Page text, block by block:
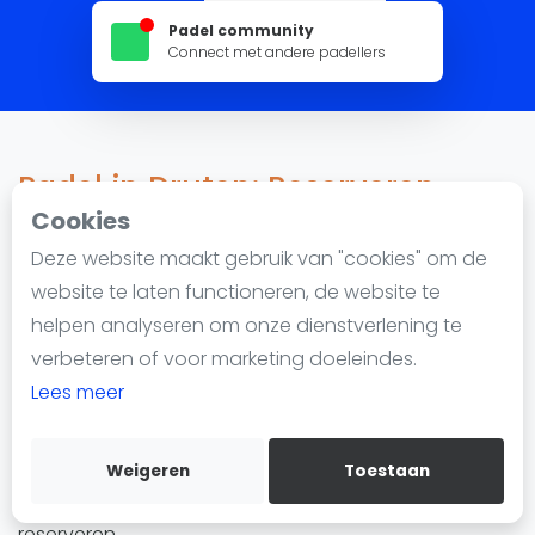
Cookies
Deze website maakt gebruik van "cookies" om de
website te laten functioneren, de website te
helpen analyseren om onze dienstverlening te
verbeteren of voor marketing doeleindes.
Lees meer
Weigeren Toestaan
Nieuws
Vragen over padel
Padelgear
Informatie
Over ons
Contact
Adverteren
Insights
WhatsApp
Join WhatsApp Community
Padel community
Connect met andere padellers
Padel in Druten: Reserveren,
locaties en lessen
3.574 impressions since 22 februari 2023
Toon beschikbaarheid
Padel in Druten
heeft 1 padellocatie met in totaal 7 padelbanen. Of je
nu een beginner bent of een gevorderde speler, je
kunt padel spelen in Druten en eenvoudig een baan